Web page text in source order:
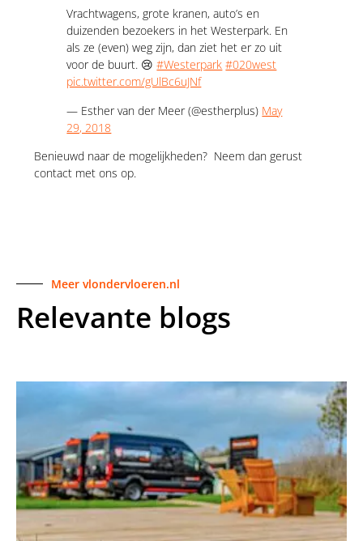
Vrachtwagens, grote kranen, auto’s en
duizenden bezoekers in het Westerpark. En
als ze (even) weg zijn, dan ziet het er zo uit
voor de buurt. 😢#Westerpark #020west
pic.twitter.com/gUlBc6uJNf
— Esther van der Meer (@estherplus) May
29, 2018
Benieuwd naar de mogelijkheden? Neem dan gerust
contact met ons op.
Meer vlondervloeren.nl
Relevante blogs